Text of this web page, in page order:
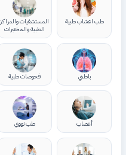
طب اعشاب طبية
المستشفيات والمراكز
الطبية والمختبرات
باطني فحوصات طبية
أعصاب طب نووي